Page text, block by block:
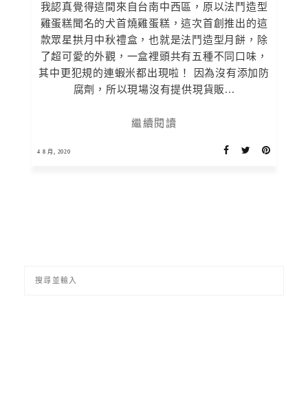
我認真覺得這間來自台南中西區，原以法鬥造型
雞蛋糕聞名的犬首燒雞蛋糕，這次首創推出的這
款眾星拱月中秋禮盒，也就是法鬥造型月餅，除
了超可愛的外觀，一盒裡頭共有五種不同口味，
其中更犯規的連蝦米都出現啦！ 因為沒有添加防
腐劑，所以現場沒有提供現貨販...
繼續閱讀
4 8 月, 2020